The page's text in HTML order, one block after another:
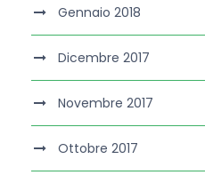
Gennaio 2018
Dicembre 2017
Novembre 2017
Ottobre 2017